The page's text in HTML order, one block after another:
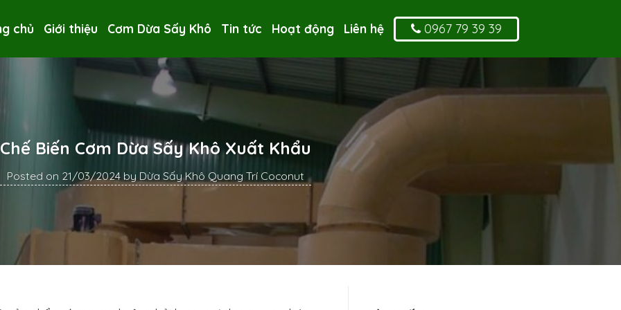
chủ Giới thiệu Cơm Dừa Sấy Khô Tin tức Hoạt động Liên hệ 0967 79 39 39
Chế Biến Cơm Dừa Sấy Khô Xuất Khẩu
Posted on 21/03/2024by Dừa Sấy Khô Quang Trí Coconut